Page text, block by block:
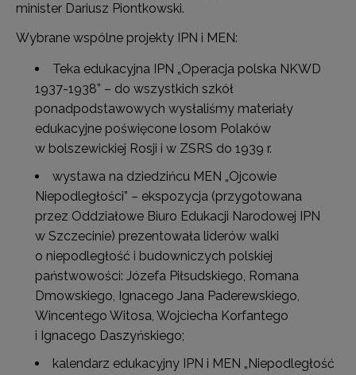
minister Dariusz Piontkowski.
Wybrane wspólne projekty IPN i MEN:
Teka edukacyjna IPN „Operacja polska NKWD
1937-1938” – do wszystkich szkół
ponadpodstawowych wysłaliśmy materiały
edukacyjne poświęcone losom Polaków
w bolszewickiej Rosji i w ZSRS do 1939 r.
wystawa na dziedzińcu MEN „Ojcowie
Niepodległości” – ekspozycja (przygotowana
przez Oddziałowe Biuro Edukacji Narodowej IPN
w Szczecinie) prezentowała liderów walki
o niepodległość i budowniczych polskiej
państwowości: Józefa Piłsudskiego, Romana
Dmowskiego, Ignacego Jana Paderewskiego,
Wincentego Witosa, Wojciecha Korfantego
i Ignacego Daszyńskiego;
kalendarz edukacyjny IPN i MEN „Niepodległość